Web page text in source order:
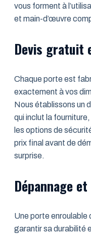
vous forment à
et main-d’œuvre
Devis gratuit
Chaque porte est
exactement à vos
Nous établissons un
qui inclut la
les options de
prix final avant de
surprise.
Dépannage
Une porte enroulable
garantir sa durabilité